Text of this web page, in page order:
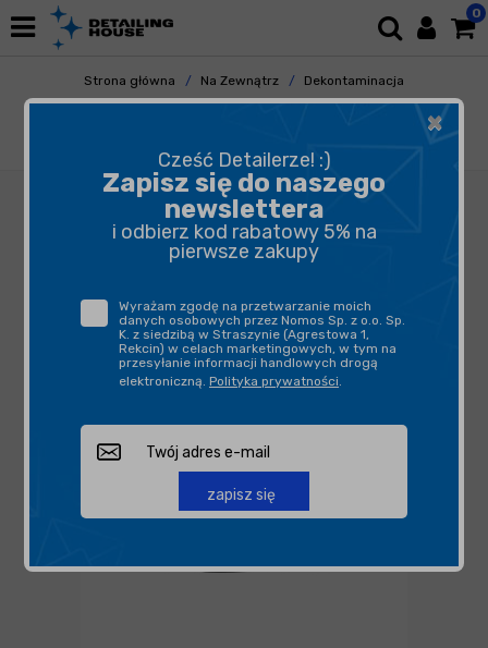
0
Strona główna Na Zewnątrz
Dekontaminacja
Glinki i Lubrykanty
×
Cześć Detailerze! :)
Zapisz się do naszego
newslettera
i odbierz kod rabatowy 5% na
pierwsze zakupy
Wyrażam zgodę na przetwarzanie moich
danych osobowych przez Nomos Sp. z o.o. Sp.
K. z siedzibą w Straszynie (Agrestowa 1,
Rekcin) w celach marketingowych, w tym na
przesyłanie informacji handlowych drogą
elektroniczną. Polityka prywatności.
zapisz się